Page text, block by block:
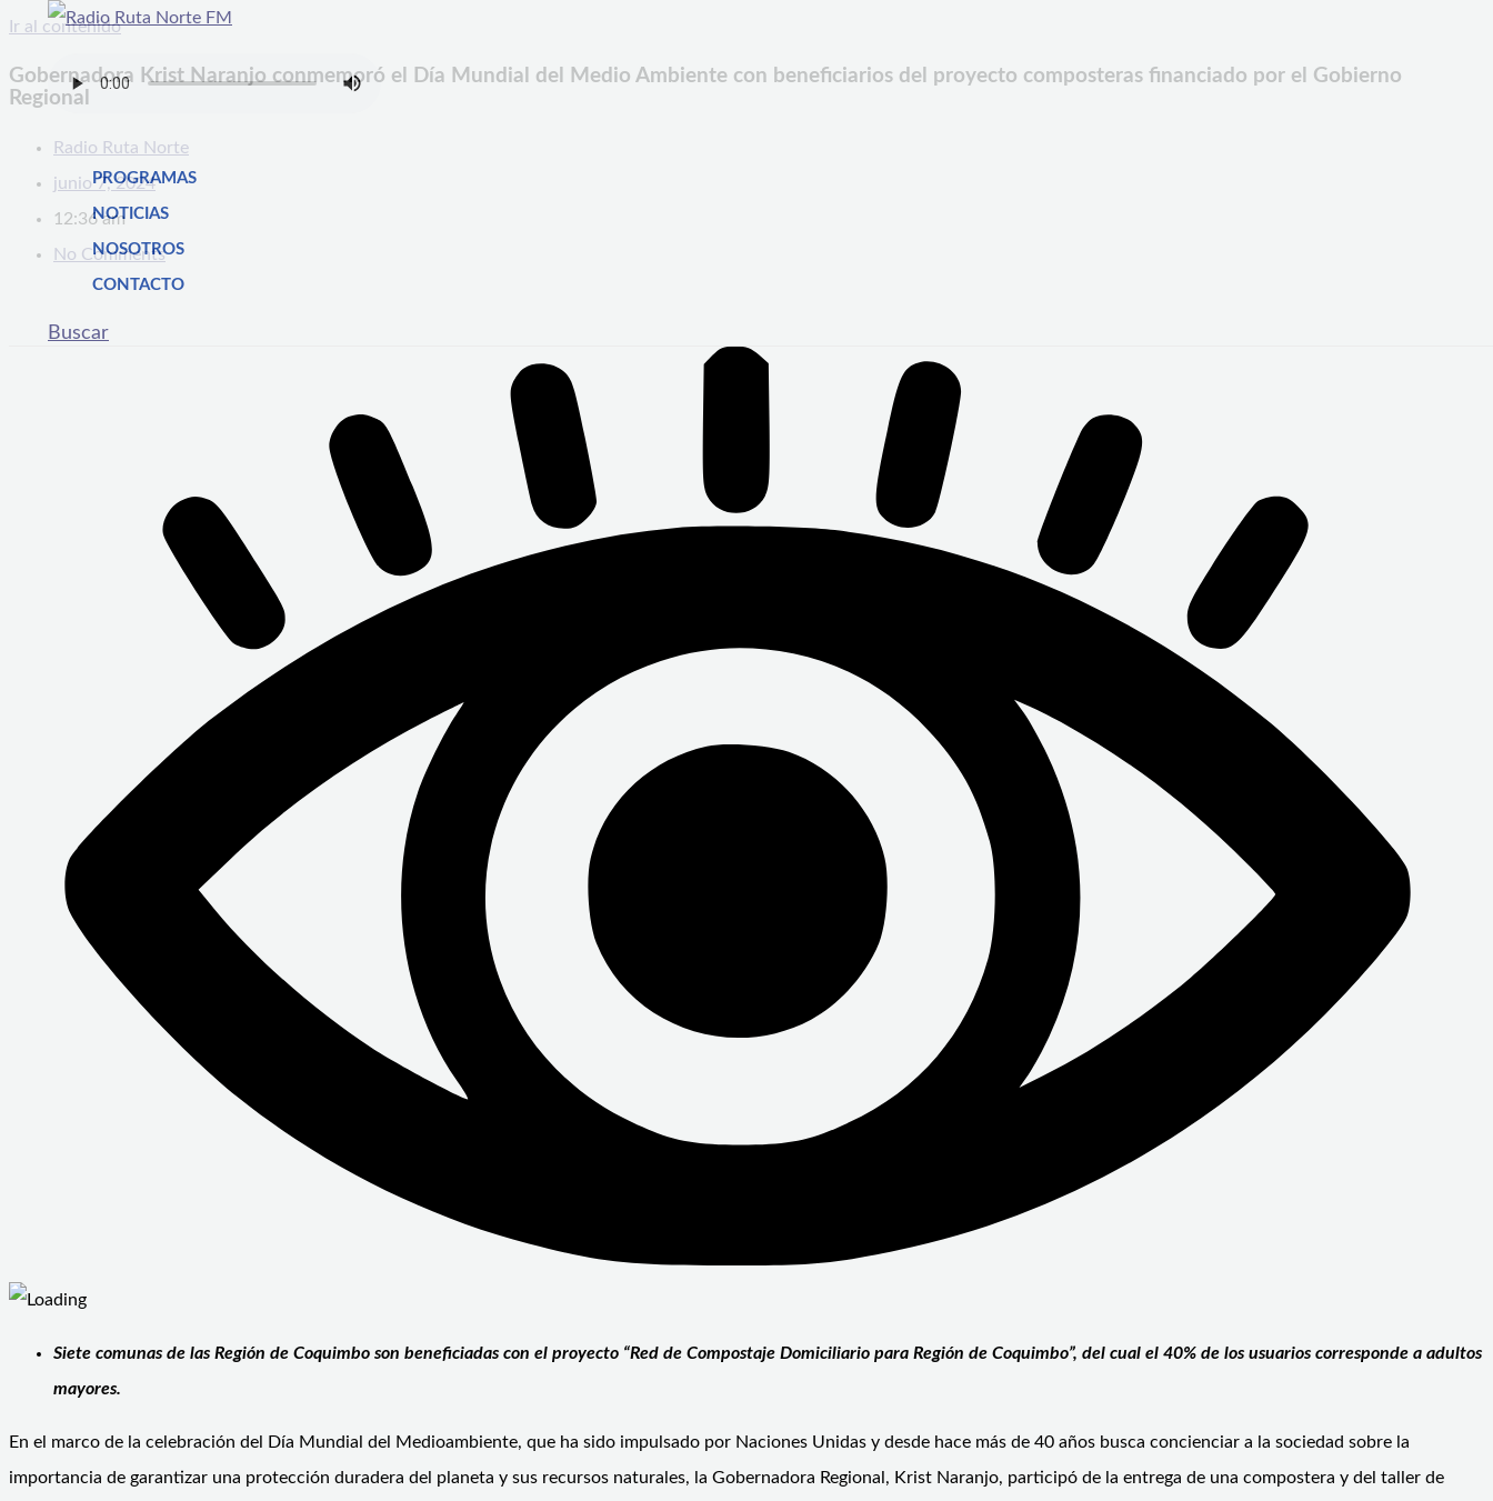
Ir al contenido
PROGRAMAS
NOTICIAS
NOSOTROS
CONTACTO
Buscar
Gobernadora Krist Naranjo conmemoró el Día Mundial del Medio Ambiente con beneficiarios del proyecto composteras financiado por el Gobierno
Regional
Radio Ruta Norte
junio 7, 2024
12:36 am
No Comments
Siete comunas de las Región de Coquimbo son beneficiadas con el proyecto “Red de Compostaje Domiciliario para Región de Coquimbo”, del cual el 40% de los usuarios corresponde a adultos
mayores.
En el marco de la celebración del Día Mundial del Medioambiente, que ha sido impulsado por Naciones Unidas y desde hace más de 40 años busca concienciar a la sociedad sobre la
importancia de garantizar una protección duradera del planeta y sus recursos naturales, la Gobernadora Regional, Krist Naranjo, participó de la entrega de una compostera y del taller de